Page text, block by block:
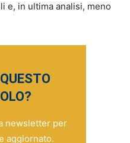
e, in ultima analisi, meno
newsletter per
aggiornato.